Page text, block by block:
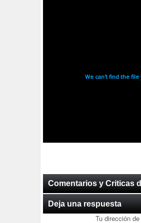
Comentarios y Criticas
Deja una respuesta
Tu dirección